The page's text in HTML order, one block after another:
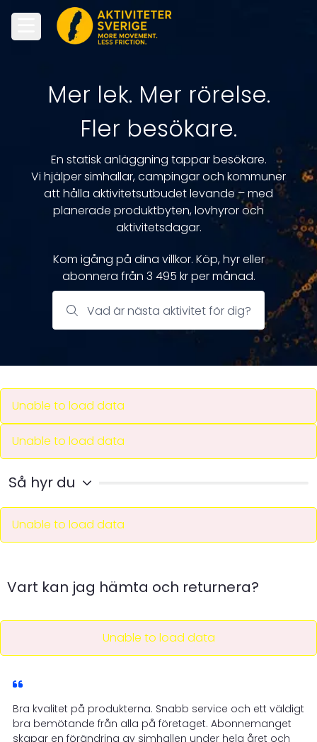
Mer lek. Mer rörelse.
Fler besökare.
En statisk anläggning tappar besökare.
Vi hjälper simhallar, campingar och kommuner
att hålla aktivitetsutbudet levande –med
planerade produktbyten, lovhyror och
aktivitetsdagar.
Kom igång på dina villkor. Köp, hyr eller
abonnera från 3 495 kr per månad.
Vad är nästa aktivitet för dig?
Unable to load data
Unable to load data
Så hyr du
Unable to load data
Vart kan jag hämta och returnera?
Unable to load data
Bra kvalitet på produkterna. Snabb service och ett väldigt
bra bemötande från alla på företaget. Abonnemanget
skapar en förändring av simhallen under hela året och